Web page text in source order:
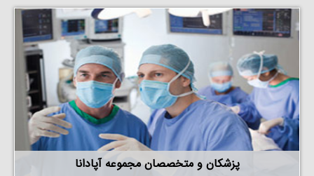
پزشکان و متخصصان مجموعه آپادانا